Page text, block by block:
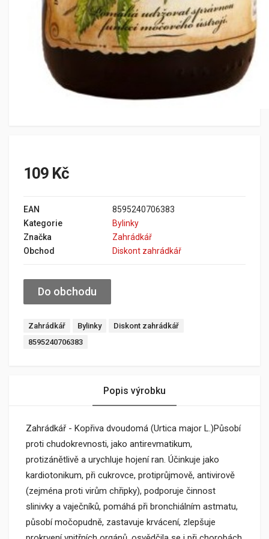
109 Kč
EAN
8595240706383
Kategorie
Bylinky
Značka
Zahrádkář
Obchod
Diskont zahrádkář
Do obchodu
Zahrádkář Bylinky
Diskont zahrádkář
8595240706383
Popis výrobku
Zahrádkář - Kopřiva dvoudomá (Urtica major L.)Působí
proti chudokrevnosti, jako antirevmatikum,
protizánětlivě a urychluje hojení ran. Účinkuje jako
kardiotonikum, při cukrovce, protiprůjmově, antivirově
(zejména proti virům chřipky), podporuje činnost
slinivky a vaječníků, pomáhá při bronchiálním astmatu,
působí močopudně, zastavuje krvácení, zlepšuje